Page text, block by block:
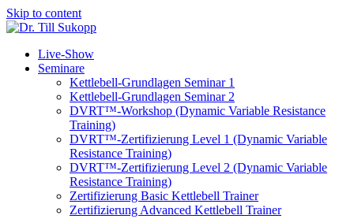
Skip to content
Live-Show
Seminare
Kettlebell-Grundlagen Seminar 1
Kettlebell-Grundlagen Seminar 2
DVRT™-Workshop (Dynamic Variable Resistance
Training)
DVRT™-Zertifizierung Level 1 (Dynamic Variable
Resistance Training)
DVRT™-Zertifizierung Level 2 (Dynamic Variable
Resistance Training)
Zertifizierung Basic Kettlebell Trainer
Zertifizierung Advanced Kettlebell Trainer